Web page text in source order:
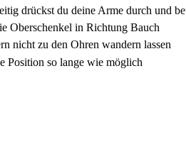
drückst du deine Arme durch und
Oberschenkel in Richtung Bauch
nicht zu den Ohren wandern lassen
Position so lange wie möglich